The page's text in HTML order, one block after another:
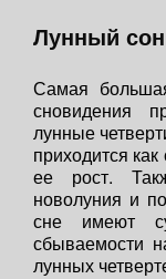
Лунный
Самая
сновидения
лунные
приходится
ее рост.
новолуния и
сне имеют
сбываемости
лунных